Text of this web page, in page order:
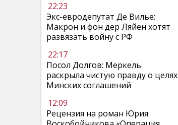
22:23
Экс-евродепутат Де Вилье:
Макрон и фон дер Ляйен хотят
развязать войну с РФ
22:17
Посол Долгов: Меркель
раскрыла чистую правду о целях
Минских соглашений
12:09
Рецензия на роман Юрия